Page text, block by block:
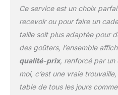
de
Ce service est un choix
recevoir ou pour faire un
taille soit plus adaptée pour
des goûters, l’ensemble
qualité-prix, renforcé par un
moi, c’est une vraie
table de tous les jours